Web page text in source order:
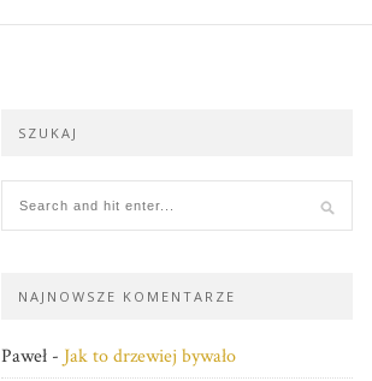
SZUKAJ
NAJNOWSZE KOMENTARZE
Paweł - Jak to drzewiej bywało